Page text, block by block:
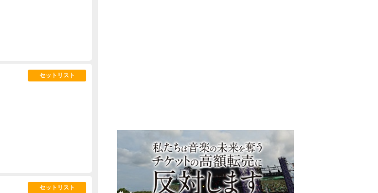
セットリスト
セットリスト